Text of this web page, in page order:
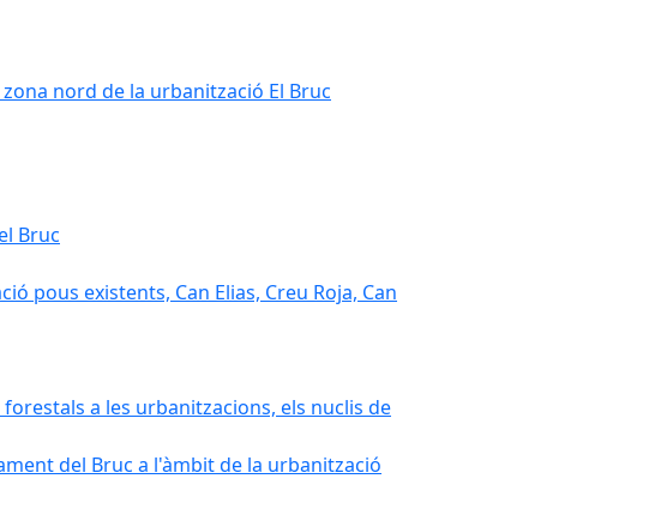
nord de la urbanització El Bruc
Bruc
pous existents, Can Elias, Creu Roja, Can
a les urbanitzacions, els nuclis de
del Bruc a l'àmbit de la urbanització